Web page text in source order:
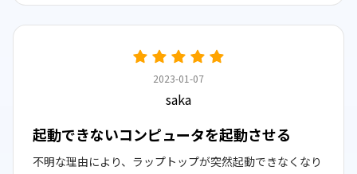
2023-01-07
saka
起動できないコンピュータを起動させる
不明な理由により、ラップトップが突然起動できなくなり